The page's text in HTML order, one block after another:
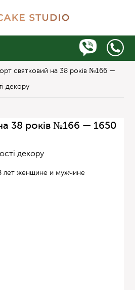
святковий на 38 років №166 —
декору
38 років №166 — 1650
декору